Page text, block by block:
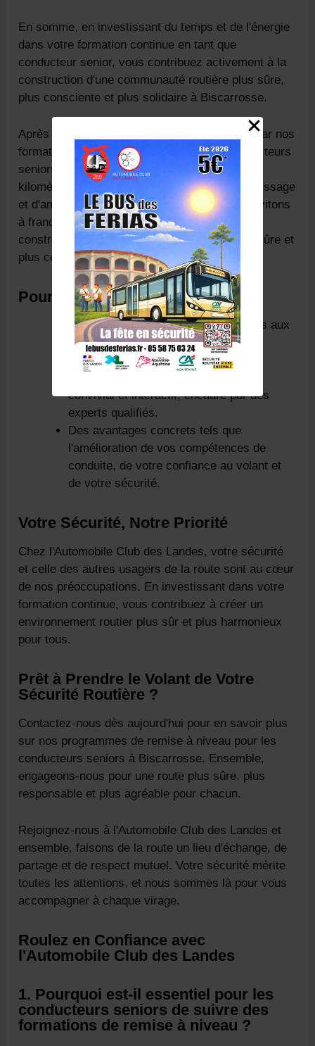
En somme, en investissant du temps et de l'énergie
dans votre formation continue en tant que
conducteur senior, vous contribuez activement à la
construction d'une communauté routière plus sûre,
plus consciente et plus solidaire à Biscarrosse.
Après avoir exploré les opportunités offertes par nos
formations de remise à niveau pour les conducteurs
seniors à Biscarrosse, il est clair que chaque
kilomètre parcouru est une occasion d'apprentissage
et d'amélioration. En conclusion, nous vous invitons
à franchir le pas et à participer activement à la
construction d'une communauté routière plus sûre et
plus consciente.
Pourquoi Nous Choisir ?
Des programmes sur mesure adaptés aux
besoins spécifiques des conducteurs
seniors.
convivial et interactif, encadré par des
experts qualifiés.
Des avantages concrets tels que
l'amélioration de vos compétences de
conduite, de votre confiance au volant et
de votre sécurité.
Votre Sécurité, Notre Priorité
Chez l'Automobile Club des Landes, votre sécurité
et celle des autres usagers de la route sont au cœur
de nos préoccupations. En investissant dans votre
formation continue, vous contribuez à créer un
environnement routier plus sûr et plus harmonieux
pour tous.
Prêt à Prendre le Volant de Votre
Sécurité Routière ?
Contactez-nous dès aujourd'hui pour en savoir plus
sur nos programmes de remise à niveau pour les
conducteurs seniors à Biscarrosse. Ensemble,
engageons-nous pour une route plus sûre, plus
responsable et plus agréable pour chacun.
Rejoignez-nous à l'Automobile Club des Landes et
ensemble, faisons de la route un lieu d'échange, de
partage et de respect mutuel. Votre sécurité mérite
toutes les attentions, et nous sommes là pour vous
accompagner à chaque virage.
Roulez en Confiance avec
l'Automobile Club des Landes
1. Pourquoi est-il essentiel pour les
conducteurs seniors de suivre des
formations de remise à niveau ?